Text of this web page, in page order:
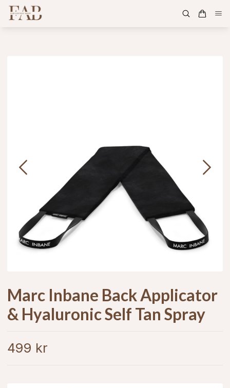
Marc Inbane Back Applicator
& Hyaluronic Self Tan Spray
499 kr